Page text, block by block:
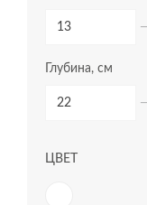
Глубина, см
ЦВЕТ